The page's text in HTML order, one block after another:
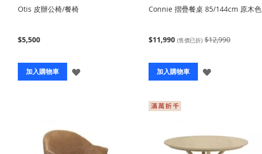
Otis 皮辦公椅/餐椅
$5,500
加入購物車
登
Connie 摺疊餐桌 85/144cm 原木色
$11,990 (售價已折) $12,990
加入購物車
登